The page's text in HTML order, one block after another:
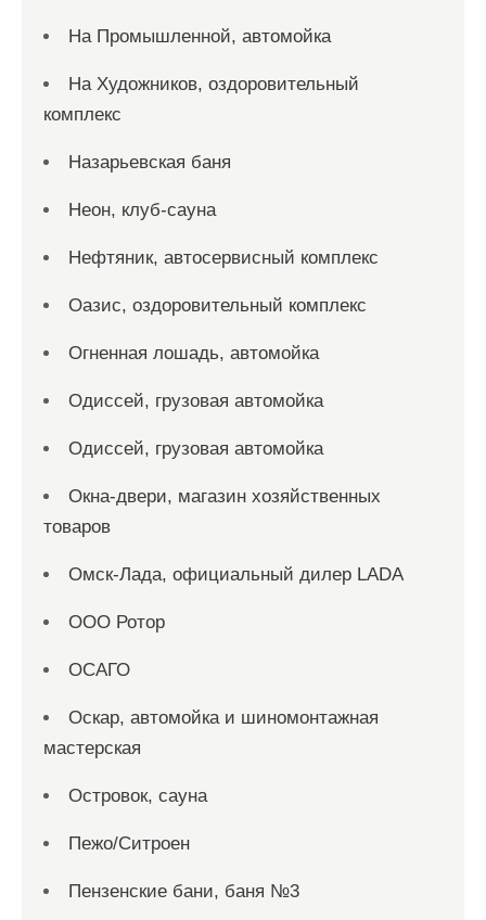
На Промышленной, автомойка
На Художников, оздоровительный
комплекс
Назарьевская баня
Неон, клуб-сауна
Нефтяник, автосервисный комплекс
Оазис, оздоровительный комплекс
Огненная лошадь, автомойка
Одиссей, грузовая автомойка
Одиссей, грузовая автомойка
Окна-двери, магазин хозяйственных
товаров
Омск-Лада, официальный дилер LADA
ООО Ротор
ОСАГО
Оскар, автомойка и шиномонтажная
мастерская
Островок, сауна
Пежо/Ситроен
Пензенские бани, баня №3